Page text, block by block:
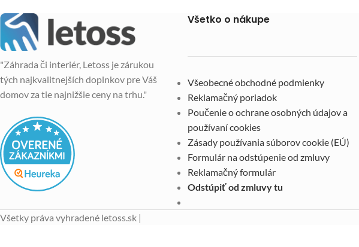
"Záhrada či interiér, Letoss je zárukou
tých najkvalitnejších doplnkov pre Váš
domov za tie najnižšie ceny na trhu."
Všetko o nákupe
Všeobecné obchodné podmienky
Reklamačný poriadok
Poučenie o ochrane osobných údajov a
používaní cookies
Zásady používania súborov cookie (EÚ)
Formulár na odstúpenie od zmluvy
Reklamačný formulár
Odstúpiť od zmluvy tu
Všetky práva vyhradené letoss.sk |